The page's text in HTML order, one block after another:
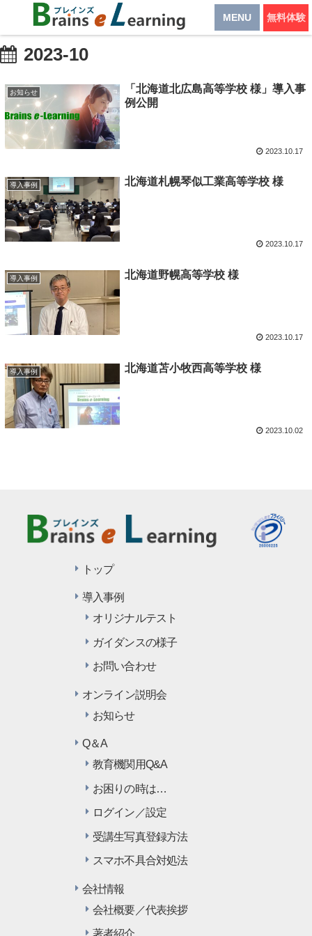
2023-10
お知らせ
「北海道北広島高等学校 様」導入事
例公開
2023.10.17
導入事例 北海道札幌琴似工業高等学校 様
2023.10.17
導入事例 北海道野幌高等学校 様
2023.10.17
導入事例 北海道苫小牧西高等学校 様
2023.10.02
トップ
導入事例
オリジナルテスト
ガイダンスの様子
お問い合わせ
オンライン説明会
お知らせ
Q＆A
教育機関用Q&A
お困りの時は…
ログイン／設定
受講生写真登録方法
スマホ不具合対処法
会社情報
会社概要／代表挨拶
MENU 無料体験